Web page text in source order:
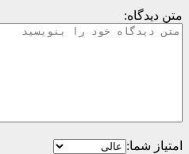
متن دیدگاه:
امتیاز شما: